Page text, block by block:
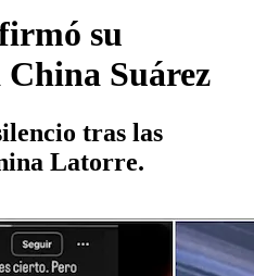
su
Suárez
tras las
Latorre.